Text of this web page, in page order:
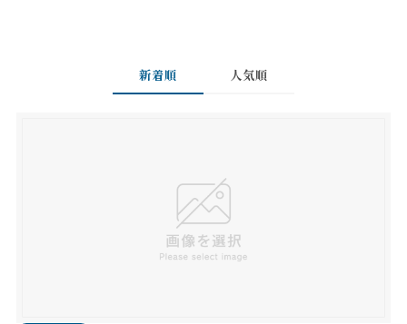
新着順 人気順